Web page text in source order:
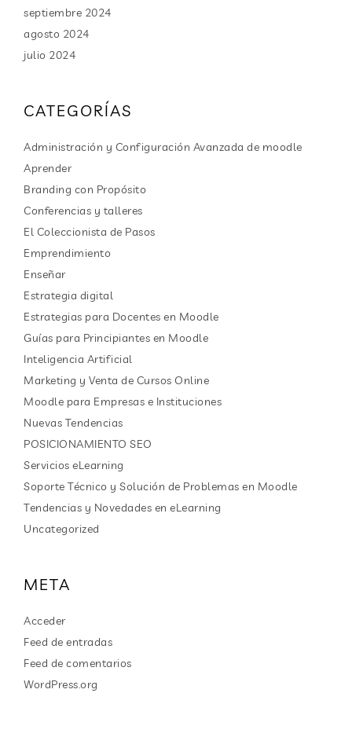
septiembre 2024
agosto 2024
julio 2024
CATEGORÍAS
Administración y Configuración Avanzada de moodle
Aprender
Branding con Propósito
Conferencias y talleres
El Coleccionista de Pasos
Emprendimiento
Enseñar
Estrategia digital
Estrategias para Docentes en Moodle
Guías para Principiantes en Moodle
Inteligencia Artificial
Marketing y Venta de Cursos Online
Moodle para Empresas e Instituciones
Nuevas Tendencias
POSICIONAMIENTO SEO
Servicios eLearning
Soporte Técnico y Solución de Problemas en Moodle
Tendencias y Novedades en eLearning
Uncategorized
META
Acceder
Feed de entradas
Feed de comentarios
WordPress.org